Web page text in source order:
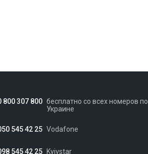
800 307 800 бесплатно со всех номеров по
Украине
545 42 25 Vodafone
545 42 25 Kyivstar